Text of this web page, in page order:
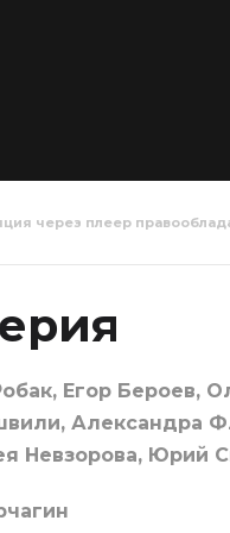
через плеер
Егор Бероев,
Александра
Невзорова, Юрий